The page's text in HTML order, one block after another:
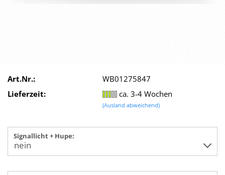
Art.Nr.:
WB01275847
Lieferzeit:
ca. 3-4 Wochen
(Ausland abweichend)
Signallicht + Hupe: